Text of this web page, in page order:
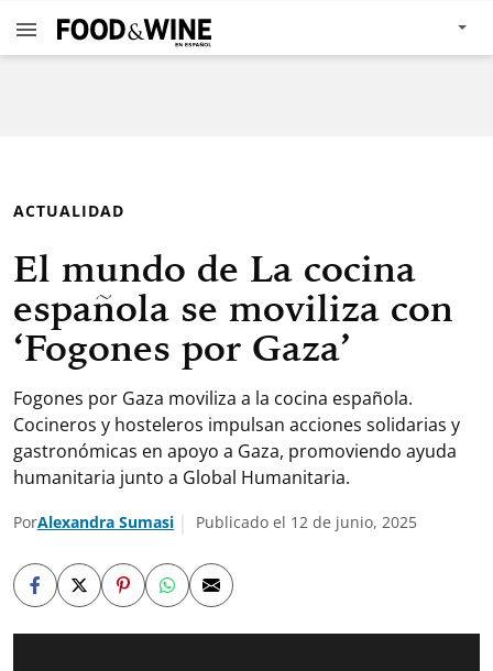
ACTUALIDAD
El mundo de La cocina
española se moviliza con
‘Fogones por Gaza’
Fogones por Gaza moviliza a la cocina española.
Cocineros y hosteleros impulsan acciones solidarias y
gastronómicas en apoyo a Gaza, promoviendo ayuda
humanitaria junto a Global Humanitaria.
PorAlexandra Sumasi Publicado el 12 de junio, 2025